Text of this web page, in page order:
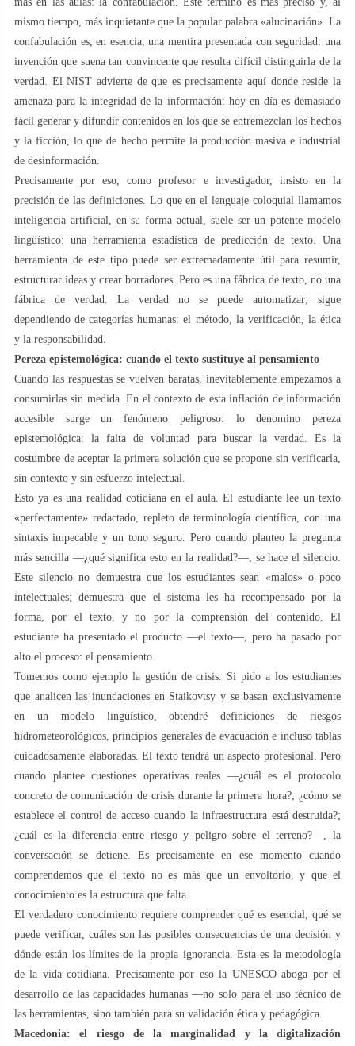
mismo tiempo, más inquietante que la popular palabra «alucinación». La
confabulación es, en esencia, una mentira presentada con seguridad: una
invención que suena tan convincente que resulta difícil distinguirla de la
verdad. El NIST advierte de que es precisamente aquí donde reside la
amenaza para la integridad de la información: hoy en día es demasiado
fácil generar y difundir contenidos en los que se entremezclan los hechos
y la ficción, lo que de hecho permite la producción masiva e industrial
de desinformación.
Precisamente por eso, como profesor e investigador, insisto en la
precisión de las definiciones. Lo que en el lenguaje coloquial llamamos
inteligencia artificial, en su forma actual, suele ser un potente modelo
lingüístico: una herramienta estadística de predicción de texto. Una
herramienta de este tipo puede ser extremadamente útil para resumir,
estructurar ideas y crear borradores. Pero es una fábrica de texto, no una
fábrica de verdad. La verdad no se puede automatizar; sigue
dependiendo de categorías humanas: el método, la verificación, la ética
y la responsabilidad.
Pereza epistemológica: cuando el texto sustituye al pensamiento
Cuando las respuestas se vuelven baratas, inevitablemente empezamos a
consumirlas sin medida. En el contexto de esta inflación de información
accesible surge un fenómeno peligroso: lo denomino pereza
epistemológica: la falta de voluntad para buscar la verdad. Es la
costumbre de aceptar la primera solución que se propone sin verificarla,
sin contexto y sin esfuerzo intelectual.
Esto ya es una realidad cotidiana en el aula. El estudiante lee un texto
«perfectamente» redactado, repleto de terminología científica, con una
sintaxis impecable y un tono seguro. Pero cuando planteo la pregunta
más sencilla —¿qué significa esto en la realidad?—, se hace el silencio.
Este silencio no demuestra que los estudiantes sean «malos» o poco
intelectuales; demuestra que el sistema les ha recompensado por la
forma, por el texto, y no por la comprensión del contenido. El
estudiante ha presentado el producto —el texto—, pero ha pasado por
alto el proceso: el pensamiento.
Tomemos como ejemplo la gestión de crisis. Si pido a los estudiantes
que analicen las inundaciones en Staikovtsy y se basan exclusivamente
en un modelo lingüístico, obtendré definiciones de riesgos
hidrometeorológicos, principios generales de evacuación e incluso tablas
cuidadosamente elaboradas. El texto tendrá un aspecto profesional. Pero
cuando plantee cuestiones operativas reales —¿cuál es el protocolo
concreto de comunicación de crisis durante la primera hora?; ¿cómo se
establece el control de acceso cuando la infraestructura está destruida?;
¿cuál es la diferencia entre riesgo y peligro sobre el terreno?—, la
conversación se detiene. Es precisamente en ese momento cuando
comprendemos que el texto no es más que un envoltorio, y que el
conocimiento es la estructura que falta.
El verdadero conocimiento requiere comprender qué es esencial, qué se
puede verificar, cuáles son las posibles consecuencias de una decisión y
dónde están los límites de la propia ignorancia. Esta es la metodología
de la vida cotidiana. Precisamente por eso la UNESCO aboga por el
desarrollo de las capacidades humanas —no solo para el uso técnico de
las herramientas, sino también para su validación ética y pedagógica.
Macedonia: el riesgo de la marginalidad y la digitalización